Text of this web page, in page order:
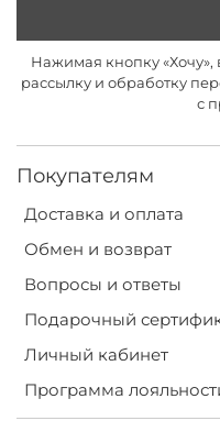
Покупателям
Доставка и оплата
Обмен и возврат
Вопросы и ответы
Подарочный
Личный кабинет
Программа
Нажимая кнопку «Хочу»,
рассылку и обработку
с